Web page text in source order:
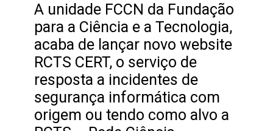
A unidade FCCN da Fundação
para a Ciência e a Tecnologia,
acaba de lançar novo website
RCTS CERT, o serviço de
resposta a incidentes de
segurança informática com
origem ou tendo como alvo a